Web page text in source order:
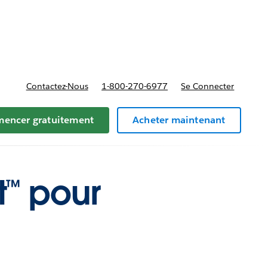
Contactez-Nous 1-800-270-6977 Se Connecter
gratuitement Acheter maintenant
pour